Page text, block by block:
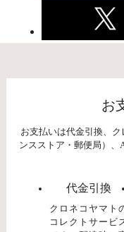
お
お支払いは代金引換、
ンスストア・郵便局）、
代金引換
クロネコヤマト
コレクトサービ